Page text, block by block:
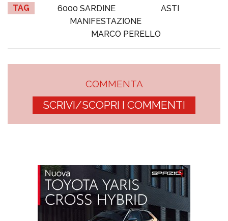
TAG 6000 SARDINE
ASTI
MANIFESTAZIONE
MARCO PERELLO
COMMENTA
SCRIVI/SCOPRI I COMMENTI